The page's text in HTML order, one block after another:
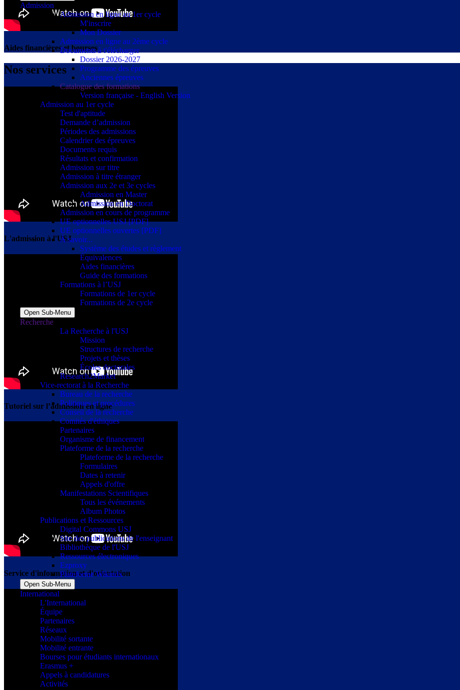
Admission
Admission en ligne au 1er cycle
M'inscrire
Mon Dossier
Admission en ligne au 2ème cycle
Documents à t'élécharger
Dossier 2026-2027
Programme des épreuves
Anciennes épreuves
Catalogue des formations
Version française - English Version
Admission au 1er cycle
Test d'aptitude
Demande d’admission
Périodes des admissions
Calendrier des épreuves
Documents requis
Résultats et confirmation
Admission sur titre
Admission à titre étranger
Admission aux 2e et 3e cycles
Admission en Master
Admission en Doctorat
Admission en cours de programme
UE optionnelles USJ [PDF]
UE optionnelles ouvertes [PDF]
À savoir...
Système des études et règlement
Équivalences
Aides financières
Guide des formations
Formations à l’USJ
Formations de 1er cycle
Formations de 2e cycle
Open Sub-Menu
Recherche
La Recherche à l'USJ
Mission
Structures de recherche
Projets et thèses
Écoles doctorales
Research2Market
Vice-rectorat à la Recherche
Bureau de la recherche
Politiques et procédures
Conseil de la recherche
Comités d'éthiques
Partenaires
Organisme de financement
Plateforme de la recherche
Plateforme de la recherche
Formulaires
Dates à retenir
Appels d'offre
Manifestations Scientifiques
Tous les événements
Album Photos
Publications et Ressources
Digital Commons USJ
Site des publications de l'enseignant
Bibliothèque de l'USJ
Ressources électroniques
Ezproxy
Plateforme Wikindx
Open Sub-Menu
International
L'International
Équipe
Partenaires
Réseaux
Mobilité sortante
Mobilité entrante
Bourses pour étudiants internationaux
Erasmus +
Appels à candidatures
Activités
Aides financières et bourses
Nos services
L'admission à l'USJ
Tutoriel sur l’admission en ligne
Service d'information et d'orientation